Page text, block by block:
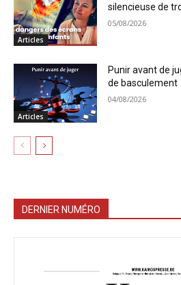
Articles
silencieuse de
05/08/2026
Articles
Punir avant de
de basculement
04/08/2026
DERNIER NUMÉRO